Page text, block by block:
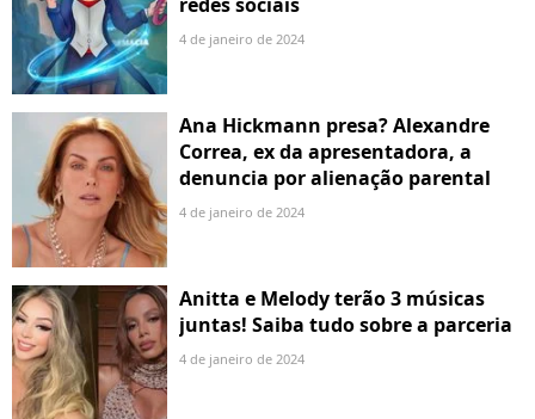
4 de janeiro de 2024
Ana Hickmann presa? Alexandre
Correa, ex da apresentadora, a
denuncia por alienação parental
4 de janeiro de 2024
Anitta e Melody terão 3 músicas
juntas! Saiba tudo sobre a parceria
4 de janeiro de 2024